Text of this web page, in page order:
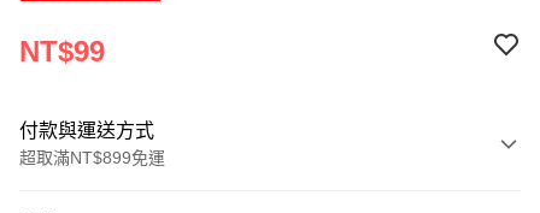
NT$99
付款與運送方式
超取滿NT$899免運